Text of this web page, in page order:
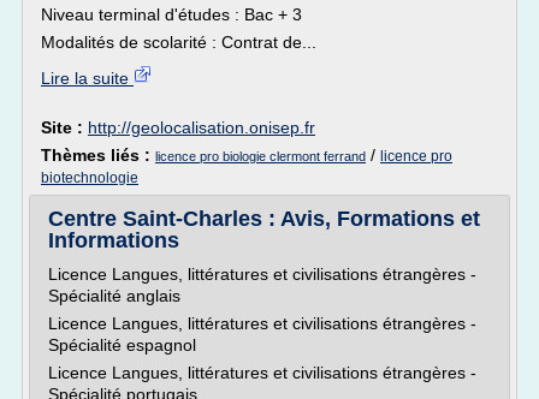
Niveau terminal d'études : Bac + 3
Modalités de scolarité : Contrat de...
Lire la suite
Site : http://geolocalisation.onisep.fr
Thèmes liés : licence pro biologie clermont ferrand / licence pro
biotechnologie
Centre Saint-Charles : Avis, Formations et
Informations
Licence Langues, littératures et civilisations étrangères -
Spécialité anglais
Licence Langues, littératures et civilisations étrangères -
Spécialité espagnol
Licence Langues, littératures et civilisations étrangères -
Spécialité portugais